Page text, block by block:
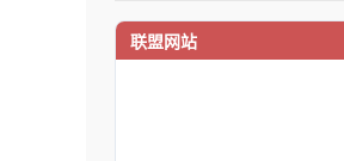
联盟网站